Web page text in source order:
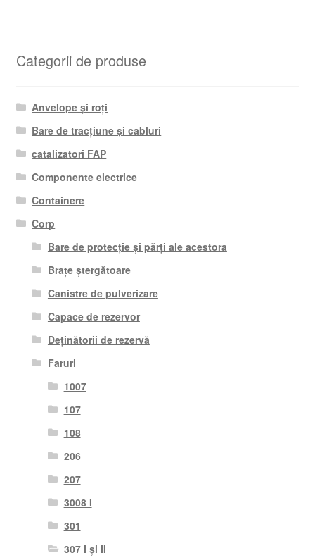
Categorii de produse
Anvelope și roți
Bare de tracțiune și cabluri
catalizatori FAP
Componente electrice
Containere
Corp
Bare de protecție și părți ale acestora
Brațe ștergătoare
Canistre de pulverizare
Capace de rezervor
Deținătorii de rezervă
Faruri
1007
107
108
206
207
3008 I
301
307 I și II